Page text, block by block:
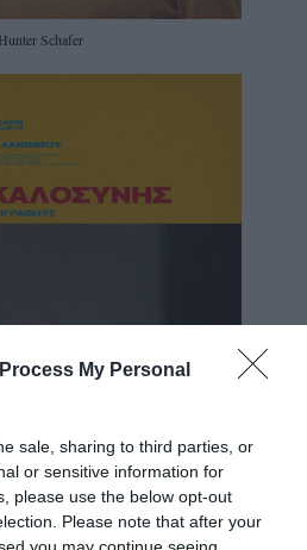
My Personal
sale, sharing to third parties, or
or sensitive information for
please use the below opt-out
Please note that after your
Hunter Schafer